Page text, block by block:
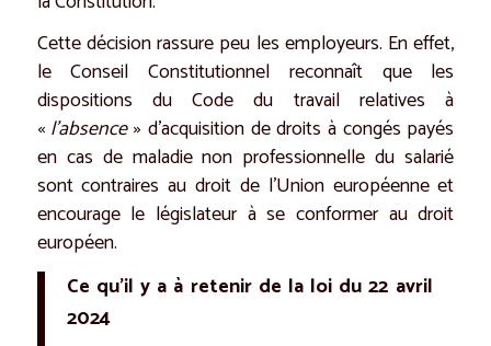
Cette décision rassure peu les employeurs. En effet,
le Conseil Constitutionnel reconnaît que les
dispositions du Code du travail relatives à
« l’absence» d’acquisition de droits à congés payés
en cas de maladie non professionnelle du salarié
sont contraires au droit de l’Union européenne et
encourage le législateur à se conformer au droit
européen.
Ce qu’il y a à retenir de la loi du 22 avril
2024